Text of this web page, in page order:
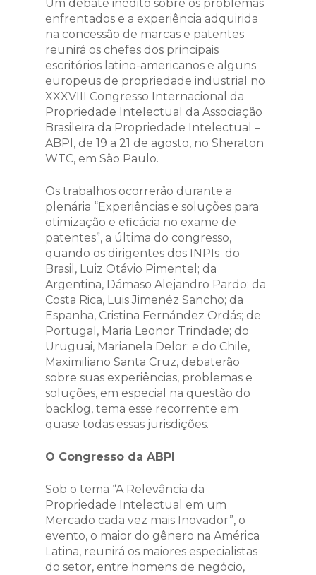
Um debate inédito sobre os problemas
enfrentados e a experiência adquirida
na concessão de marcas e patentes
reunirá os chefes dos principais
escritórios latino-americanos e alguns
europeus de propriedade industrial no
XXXVIII Congresso Internacional da
Propriedade Intelectual da Associação
Brasileira da Propriedade Intelectual –
ABPI, de 19 a 21 de agosto, no Sheraton
WTC, em São Paulo.
Os trabalhos ocorrerão durante a
plenária “Experiências e soluções para
otimização e eficácia no exame de
patentes”, a última do congresso,
quando os dirigentes dos INPIs do
Brasil, Luiz Otávio Pimentel; da
Argentina, Dámaso Alejandro Pardo; da
Costa Rica, Luis Jimenéz Sancho; da
Espanha, Cristina Fernández Ordás; de
Portugal, Maria Leonor Trindade; do
Uruguai, Marianela Delor; e do Chile,
Maximiliano Santa Cruz, debaterão
sobre suas experiências, problemas e
soluções, em especial na questão do
backlog, tema esse recorrente em
quase todas essas jurisdições.
O Congresso da ABPI
Sob o tema “A Relevância da
Propriedade Intelectual em um
Mercado cada vez mais Inovador”, o
evento, o maior do gênero na América
Latina, reunirá os maiores especialistas
do setor, entre homens de negócio,